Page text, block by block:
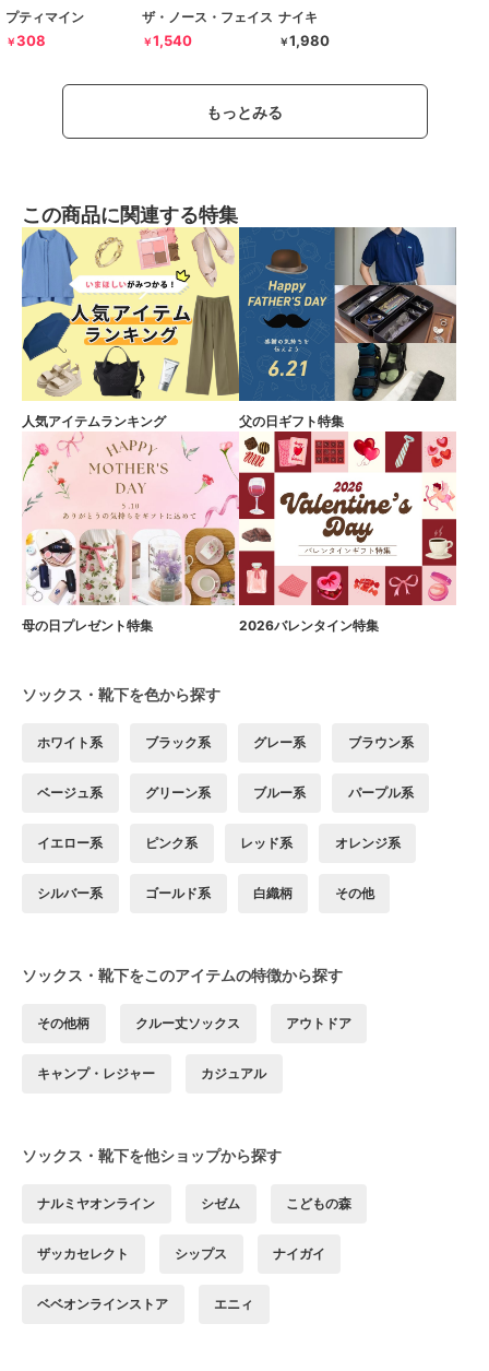
プティマイン
￥308
ザ・ノース・フェイス
￥1,540
ナイキ
￥1,980
もっとみる
この商品に関連する特集
人気アイテムランキング 父の日ギフト特集
母の日プレゼント特集 2026バレンタイン特集
ソックス・靴下を色から探す
ホワイト系 ブラック系 グレー系 ブラウン系
ベージュ系 グリーン系 ブルー系 パープル系
イエロー系 ピンク系 レッド系 オレンジ系
シルバー系 ゴールド系 白織柄 その他
ソックス・靴下をこのアイテムの特徴から探す
その他柄 クルー丈ソックス アウトドア
キャンプ・レジャー カジュアル
ソックス・靴下を他ショップから探す
ナルミヤオンライン シゼム こどもの森
ザッカセレクト シップス ナイガイ
ベベオンラインストア エニィ